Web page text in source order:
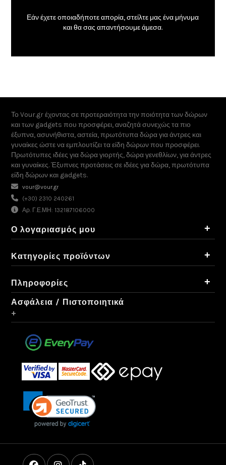
Εάν έχετε οποιαδήποτε απορία, στείλτε μας ένα μήνυμα
και θα σας απαντήσουμε άμεσα.
Το Vour.gr έχοντας σε προτεραιότητα την ποιότητα των δώρων
και των gadgets που προσφέρει, αναζητά συνεχώς τα πιο
έξυπνα, ασυνήθιστα, αστεία, πρωτότυπα δώρα για άντρες και
γυναίκες ώστε να εμπλουτίζει τα είδη δώρων που προσφέρει.
Πρωτότυπες ιδέες για δώρα γιορτής, δώρα γενεθλίων, για άντρες
και γυναίκες. Έξυπνες προτάσεις σε ιδέες για δώρα, πρωτότυπα
είδη δώρων και gadgets.
vour@vour.gr
(+30) 2310 240261
Αρ. Γ.Ε.ΜΗ: 132187106000
Ο λογαριασμός μου +
Κατηγορίες προϊόντων +
Πληροφορίες +
Ασφάλεια / Πιστοποιητικά
+